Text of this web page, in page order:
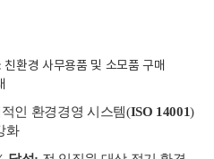
친환경 사무용품 및 소모품 구매
인 환경경영 시스템(ISO 14001)
화